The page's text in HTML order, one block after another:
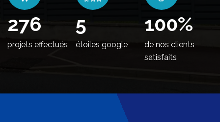
336
projets effectués
5
étoiles google
100%
de nos clients
satisfaits